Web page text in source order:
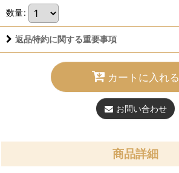
数量:
返品特約に関する重要事項
カートに入れる
お問い合わせ
商品詳細